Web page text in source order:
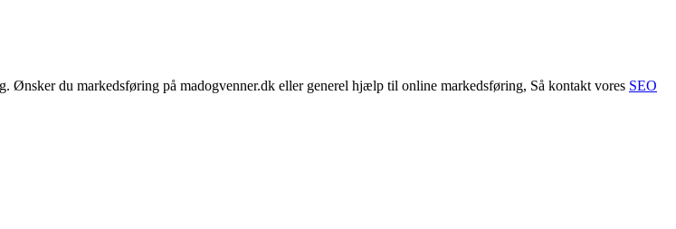
du markedsføring på madogvenner.dk eller generel hjælp til online markedsføring, Så kontakt vores SEO